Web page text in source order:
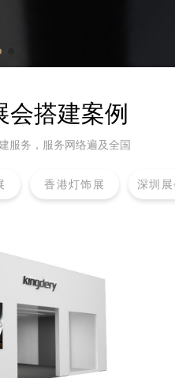
会搭建案例
服务，服务网络遍及全国
香港灯饰展 深圳